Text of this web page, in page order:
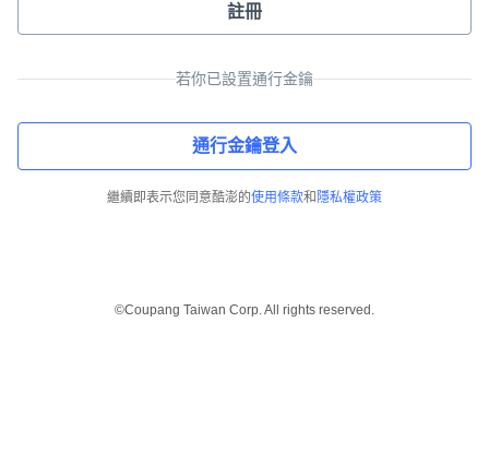
註冊
若你已設置通行金鑰
通行金鑰登入
繼續即表示您同意酷澎的使用條款和 隱私權政策
©Coupang Taiwan Corp. All rights reserved.